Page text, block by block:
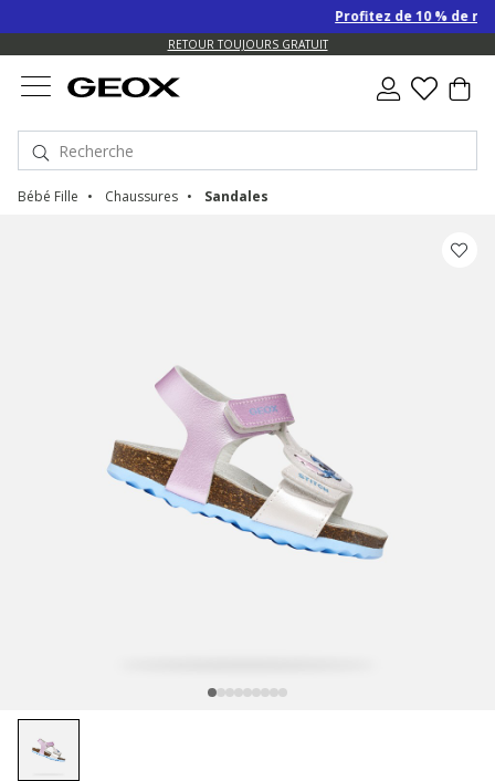
Profitez de 10 % de
RETOUR TOUJOURS GRATUIT
Bébé Fille Chaussures Sandales